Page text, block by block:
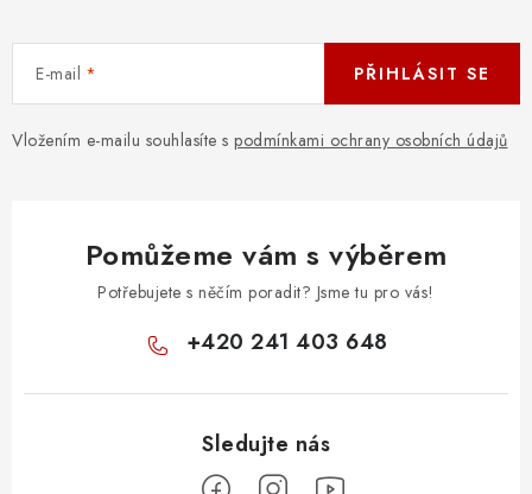
E-mail
Vložením e-mailu souhlasíte s podmínkami ochrany osobních údajů
PŘIHLÁSIT SE
Pomůžeme vám s výběrem
Potřebujete s něčím poradit? Jsme tu pro vás!
+420 241 403 648